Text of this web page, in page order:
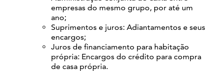
empresas do mesmo grupo, por até um
ano;
Suprimentos e juros: Adiantamentos e seus
encargos;
Juros de financiamento para habitação
própria: Encargos do crédito para compra
de casa própria.